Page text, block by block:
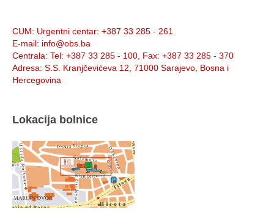
CUM: Urgentni centar: +387 33 285 - 261
E-mail: info@obs.ba
Centrala: Tel: +387 33 285 - 100, Fax: +387 33 285 - 370
Adresa: S.S. Kranjčevićeva 12, 71000 Sarajevo, Bosna i
Hercegovina
Lokacija bolnice